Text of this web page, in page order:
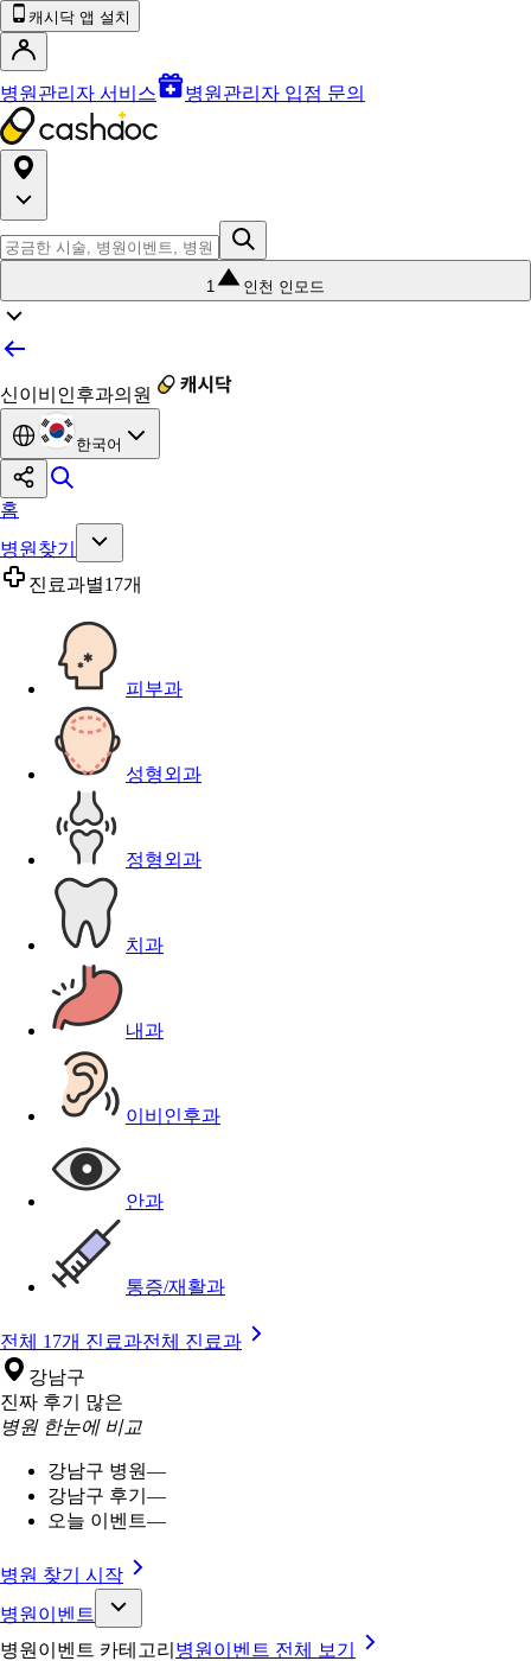
캐시닥 앱 설치
병원관리자 서비스 병원관리자 입점 문의
1 인천 인모드
신이비인후과의원
한국어
홈
병원찾기
진료과별17개
피부과
성형외과
정형외과
치과
내과
이비인후과
안과
통증/재활과
전체 17개 진료과전체 진료과
강남구
진짜 후기 많은
병원 한눈에 비교
강남구 병원—
강남구 후기 —
오늘 이벤트—
병원 찾기 시작
병원이벤트
병원이벤트 카테고리 병원이벤트 전체 보기